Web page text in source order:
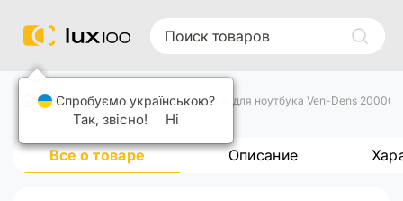
Повербанки Повербанк для ноутбука Ven-Dens 20000
Все о товаре Описание
Спробуємо українською?
Так, звісно! Ні